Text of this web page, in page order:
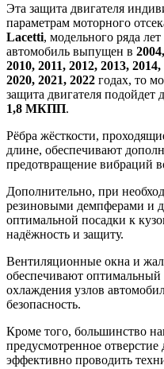
Эта защита двигателя
параметрам моторного
Lacetti, модельного ряда лет
автомобиль выпущен в
2010, 2011, 2012, 2013,
2020, 2021, 2022 годах, то
защита двигателя подойдет
1,8 МКПП.
Рёбра жёсткости,
длине, обеспечивают
предотвращение вибраций
Дополнительно, при
резиновыми демпферами и
оптимальной посадки к
надёжность и защиту.
Вентиляционные окна и
обеспечивают оптимальный
охлаждения узлов
безопасность.
Кроме того, большинство
предусмотренное отверстие
эффективно проводить